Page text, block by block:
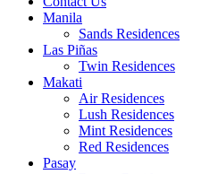
Manila
Sands Residences
Las Piñas
Twin Residences
Makati
Air Residences
Lush Residences
Mint Residences
Red Residences
Pasay